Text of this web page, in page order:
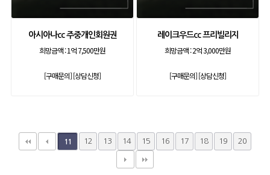
아시아나cc 주중개인회원권
희망금액 :1억 7,500만원
[구매문의][상담신청]
레이크우드cc 프리빌리지
희망금액 :2억 3,000만원
[구매문의][상담신청]
11 12 13 14 15 16 17 18 19 20